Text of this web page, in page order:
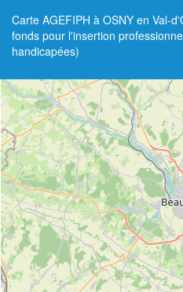
Carte AGEFIPH à OSNY en Val-
fonds pour l'insertion
handicapées)
+
−